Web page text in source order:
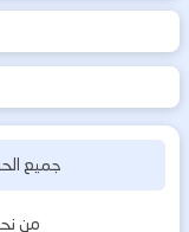
جميع
من